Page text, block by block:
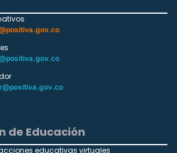
de Educación
educativas virtuales